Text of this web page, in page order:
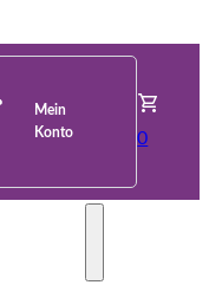
Mein
Konto
0